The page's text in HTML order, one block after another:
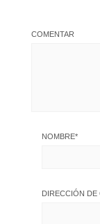
COMENTAR
NOMBRE*
DIRECCIÓN